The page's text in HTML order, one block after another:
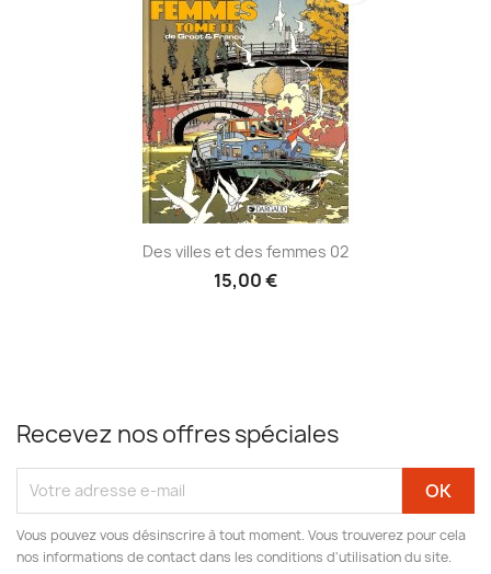
Des villes et des femmes 02
15,00 €
Recevez nos offres spéciales
Vous pouvez vous désinscrire à tout moment. Vous trouverez pour cela
nos informations de contact dans les conditions d'utilisation du site.